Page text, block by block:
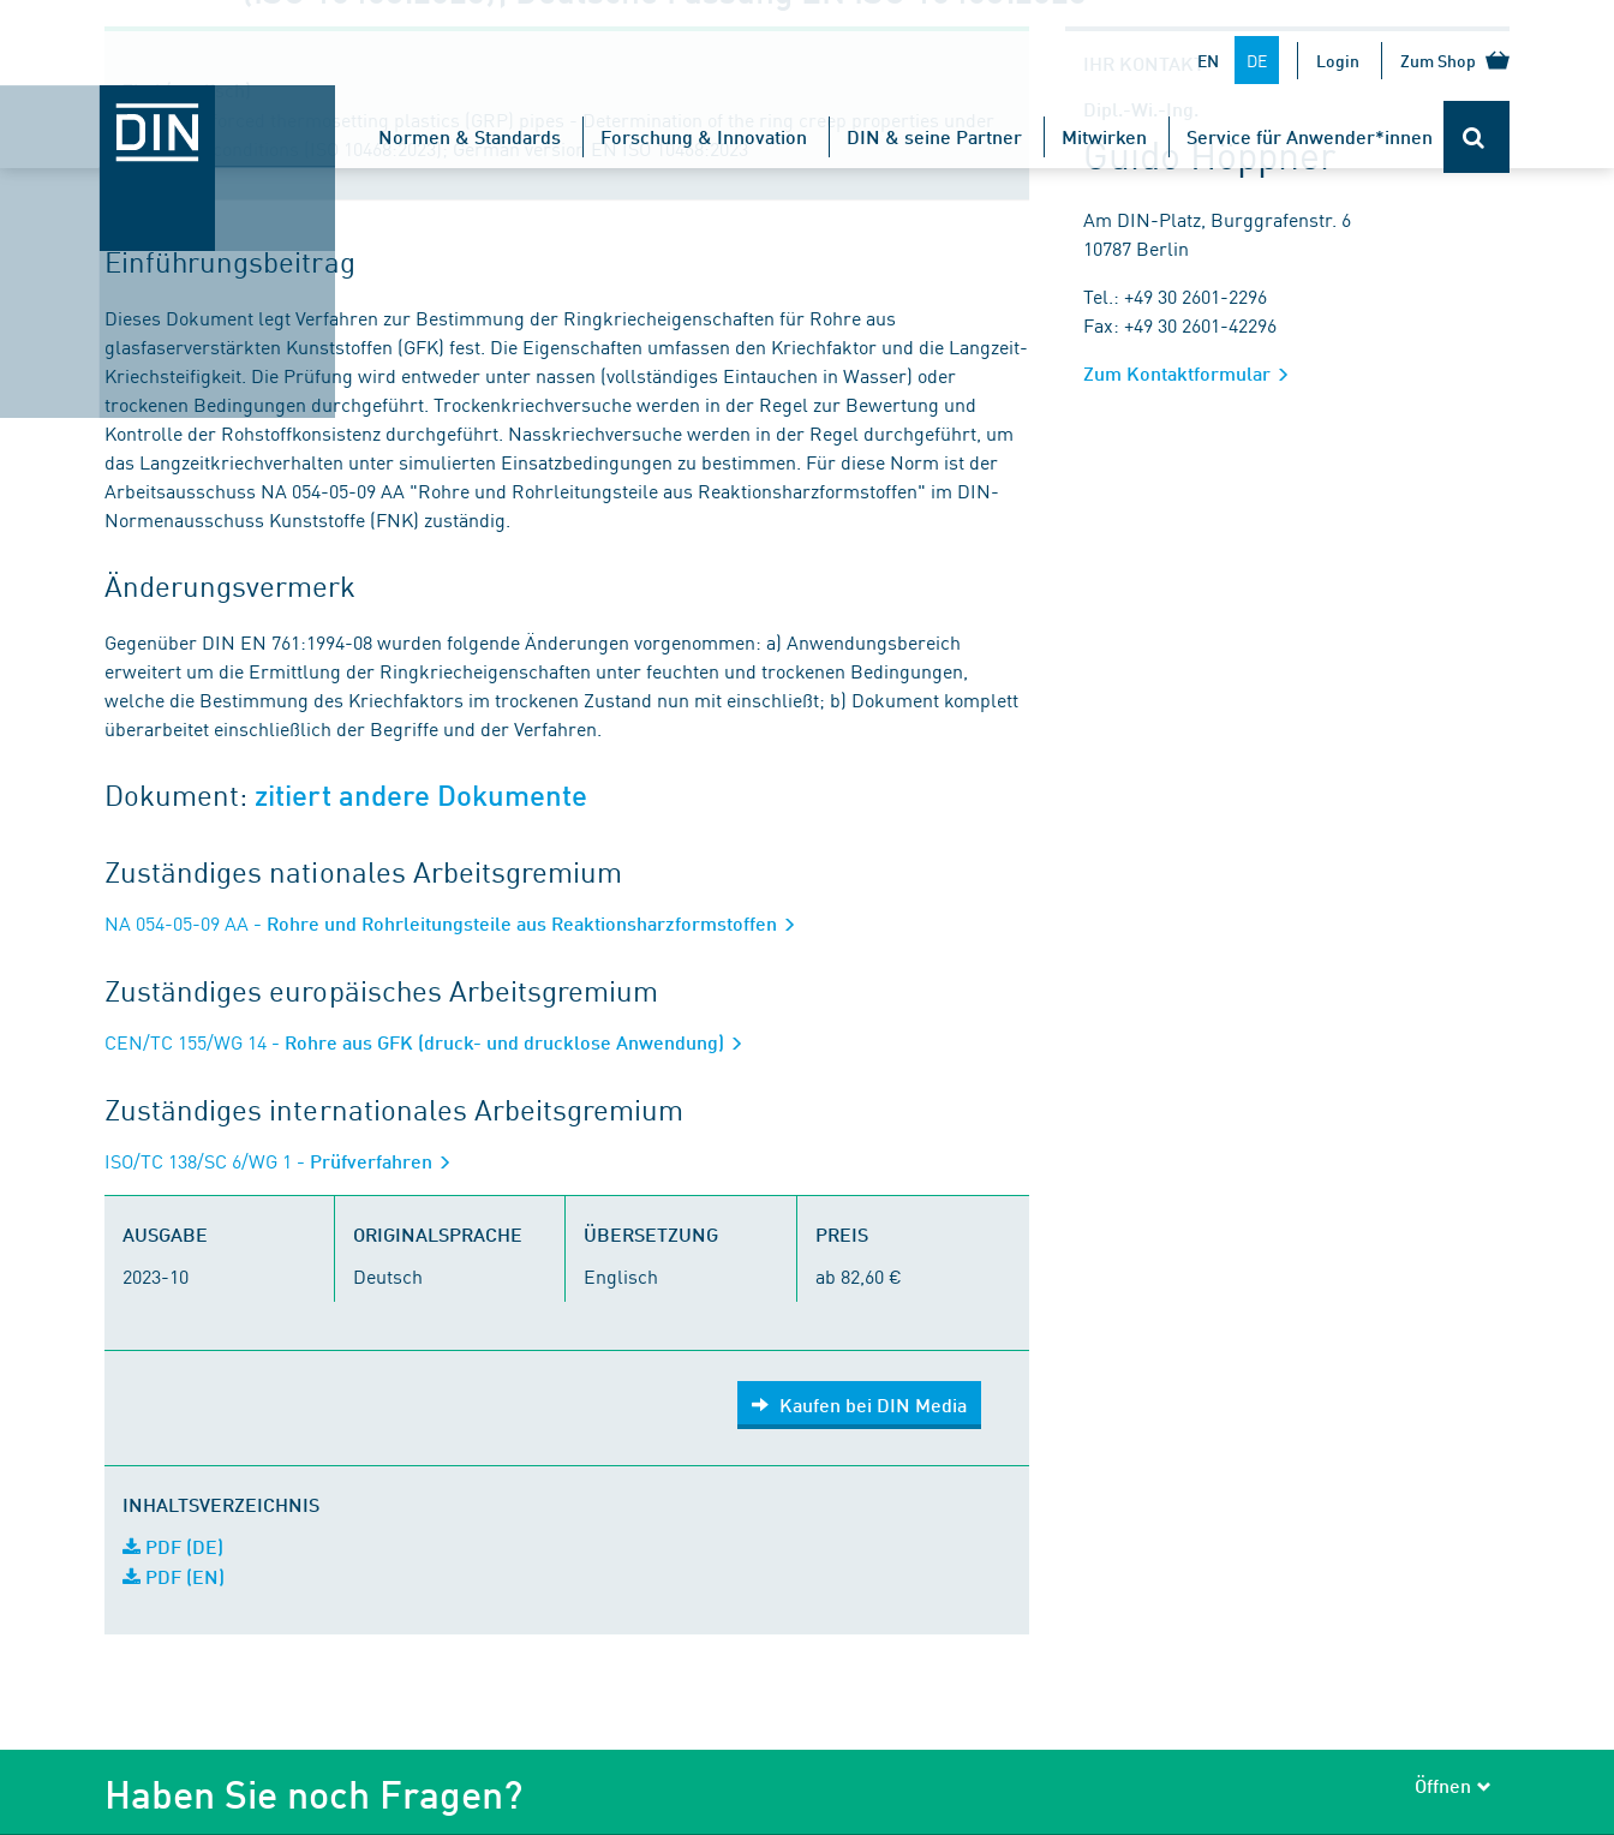
EN DE Login Zum Shop
Normen & Standards Forschung & Innovation DIN & seine Partner Mitwirken Service für Anwender*innen
Titel (englisch)
Glass-reinforced thermosetting plastics (GRP) pipes - Determination of the ring creep properties under
wet or dry conditions (ISO 10468:2023); German version EN ISO 10468:2023
Einführungsbeitrag
Dieses Dokument legt Verfahren zur Bestimmung der Ringkriecheigenschaften für Rohre aus
glasfaserverstärkten Kunststoffen (GFK) fest. Die Eigenschaften umfassen den Kriechfaktor und die Langzeit-
Kriechsteifigkeit. Die Prüfung wird entweder unter nassen (vollständiges Eintauchen in Wasser) oder
trockenen Bedingungen durchgeführt. Trockenkriechversuche werden in der Regel zur Bewertung und
Kontrolle der Rohstoffkonsistenz durchgeführt. Nasskriechversuche werden in der Regel durchgeführt, um
das Langzeitkriechverhalten unter simulierten Einsatzbedingungen zu bestimmen. Für diese Norm ist der
Arbeitsausschuss NA 054-05-09 AA "Rohre und Rohrleitungsteile aus Reaktionsharzformstoffen" im DIN-
Normenausschuss Kunststoffe (FNK) zuständig.
Änderungsvermerk
Gegenüber DIN EN 761:1994-08 wurden folgende Änderungen vorgenommen: a) Anwendungsbereich
erweitert um die Ermittlung der Ringkriecheigenschaften unter feuchten und trockenen Bedingungen,
welche die Bestimmung des Kriechfaktors im trockenen Zustand nun mit einschließt; b) Dokument komplett
überarbeitet einschließlich der Begriffe und der Verfahren.
Dokument: zitiert andere Dokumente
Zuständiges nationales Arbeitsgremium
NA 054-05-09 AA - Rohre und Rohrleitungsteile aus Reaktionsharzformstoffen
Zuständiges europäisches Arbeitsgremium
CEN/TC 155/WG 14 - Rohre aus GFK (druck- und drucklose Anwendung)
Zuständiges internationales Arbeitsgremium
ISO/TC 138/SC 6/WG 1 - Prüfverfahren
AUSGABE
2023-10
ORIGINALSPRACHE
Deutsch
ÜBERSETZUNG
Englisch
PREIS
ab 82,60 €
Kaufen bei DIN Media
INHALTSVERZEICHNIS
PDF (DE)
PDF (EN)
IHR KONTAKT
Dipl.-Wi.-Ing.
Guido Höppner
Am DIN-Platz, Burggrafenstr. 6
10787 Berlin
Tel.: +49 30 2601-2296
Fax: +49 30 2601-42296
Zum Kontaktformular
Haben Sie noch Fragen? Öffnen